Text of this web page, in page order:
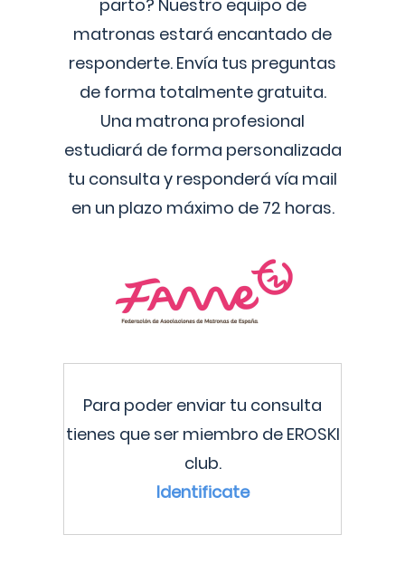
parto? Nuestro equipo de
matronas estará encantado de
responderte. Envía tus preguntas
de forma totalmente gratuita.
Una matrona profesional
estudiará de forma personalizada
tu consulta y responderá vía mail
en un plazo máximo de 72 horas.
Para poder enviar tu consulta
tienes que ser miembro de EROSKI
club.
Identificate